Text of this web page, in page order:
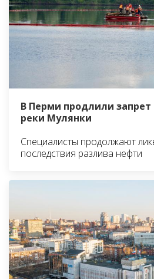
В Перми продлили
реки Мулянки
Специалисты продолжают
последствия разлива нефти